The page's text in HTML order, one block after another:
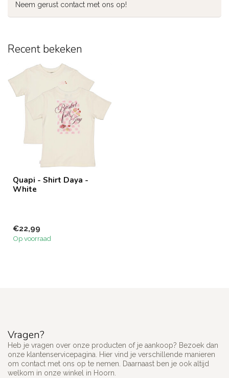
Neem gerust contact met ons op!
Recent bekeken
Quapi - Shirt Daya -
White
€22,99
Op voorraad
Vragen?
Heb je vragen over onze producten of je aankoop? Bezoek dan
onze klantenservicepagina. Hier vind je verschillende manieren
om contact met ons op te nemen. Daarnaast ben je ook altijd
welkom in onze winkel in Hoorn.